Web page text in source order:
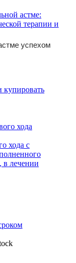
астме:
терапии и
успехом
хода с
в лечении